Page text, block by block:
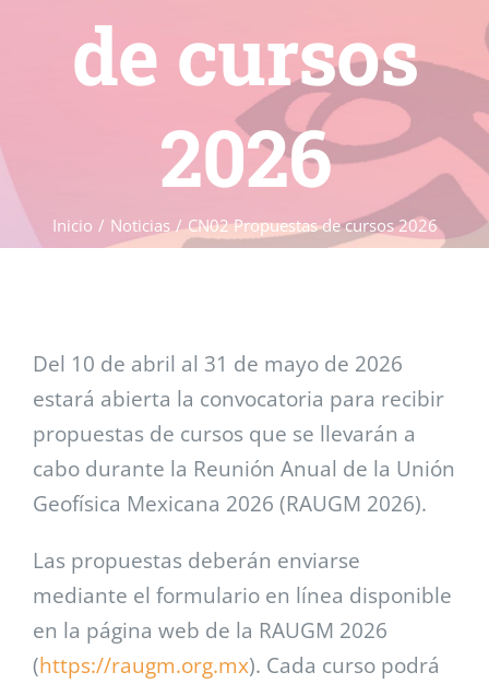
de cursos
2026
Inicio Noticias CN02 Propuestas de cursos 2026
Del 10 de abril al 31 de mayo de 2026
estará abierta la convocatoria para recibir
propuestas de cursos que se llevarán a
cabo durante la Reunión Anual de la Unión
Geofísica Mexicana 2026 (RAUGM 2026).
Las propuestas deberán enviarse
mediante el formulario en línea disponible
en la página web de la RAUGM 2026
(https://raugm.org.mx). Cada curso podrá